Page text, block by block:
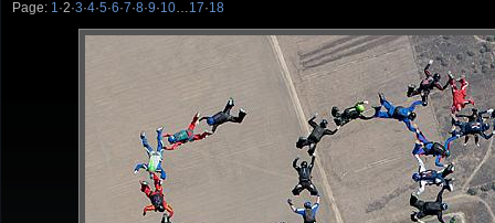
Page: 1 ·2·3·4·5·6·7·8·9·10 17·18